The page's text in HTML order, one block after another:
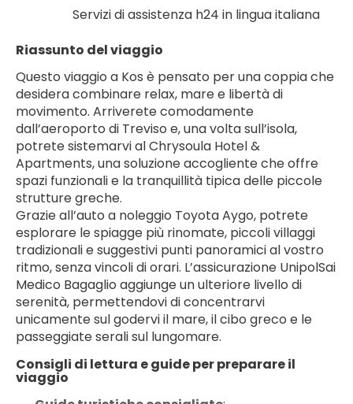
Servizi di assistenza h24 in lingua italiana
Riassunto del viaggio
Questo viaggio a Kos è pensato per una coppia che
desidera combinare relax, mare e libertà di
movimento. Arriverete comodamente
dall’aeroporto di Treviso e, una volta sull’isola,
potrete sistemarvi al Chrysoula Hotel &
Apartments, una soluzione accogliente che offre
spazi funzionali e la tranquillità tipica delle piccole
strutture greche.
Grazie all’auto a noleggio Toyota Aygo, potrete
esplorare le spiagge più rinomate, piccoli villaggi
tradizionali e suggestivi punti panoramici al vostro
ritmo, senza vincoli di orari. L’assicurazione UnipolSai
Medico Bagaglio aggiunge un ulteriore livello di
serenità, permettendovi di concentrarvi
unicamente sul godervi il mare, il cibo greco e le
passeggiate serali sul lungomare.
Consigli di lettura e guide per preparare il
viaggio